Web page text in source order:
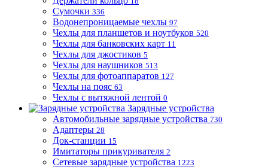
Сумочки 336
Водонепроницаемые чехлы 97
Чехлы для планшетов и ноутбуков 520
Чехлы для банковских карт 11
Чехлы для джостиков 5
Чехлы для наушников 513
Чехлы для фотоаппаратов 127
Чехлы на пояс 63
Чехлы с вытяжной лентой 0
Зарядные устройства
Автомобильные зарядные устройства 730
Адаптеры 28
Док-станции 15
Имитаторы прикуривателя 2
Сетевые зарядные устройства 1223